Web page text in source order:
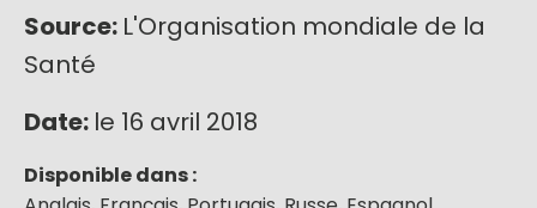
Source: L'Organisation mondiale de la
Santé
Date: le 16 avril 2018
Disponible dans :